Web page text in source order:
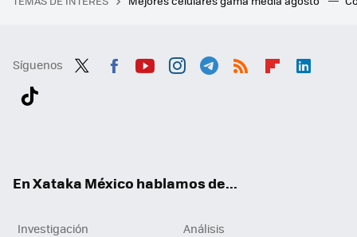
Síguenos
En Xataka México hablamos de...
Investigación
Análisis